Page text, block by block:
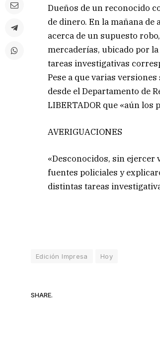
Dueños de un reconocido
de dinero. En la mañana de
acerca de un supuesto
mercaderías, ubicado por
tareas investigativas
Pese a que varias
desde el Departamento de
LIBERTADOR que «aún
AVERIGUACIONES
«Desconocidos, sin
fuentes policiales y
distintas tareas
Edición Impresa Hoy
SHARE.